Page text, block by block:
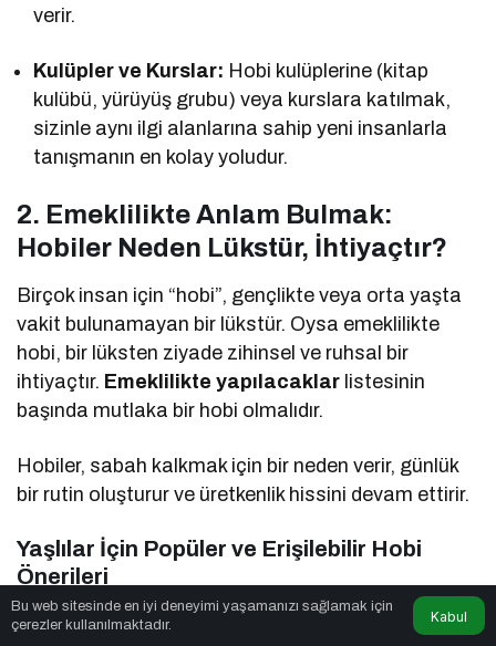
verir.
Kulüpler ve Kurslar: Hobi kulüplerine (kitap
kulübü, yürüyüş grubu) veya kurslara katılmak,
sizinle aynı ilgi alanlarına sahip yeni insanlarla
tanışmanın en kolay yoludur.
2. Emeklilikte Anlam Bulmak:
Hobiler Neden Lükstür, İhtiyaçtır?
Birçok insan için “hobi”, gençlikte veya orta yaşta
vakit bulunamayan bir lükstür. Oysa emeklilikte
hobi, bir lüksten ziyade zihinsel ve ruhsal bir
ihtiyaçtır. Emeklilikte yapılacaklar listesinin
başında mutlaka bir hobi olmalıdır.
Hobiler, sabah kalkmak için bir neden verir, günlük
bir rutin oluşturur ve üretkenlik hissini devam ettirir.
Yaşlılar İçin Popüler ve Erişilebilir Hobi
Önerileri
İlgi alanlarınıza göre seçebileceğiniz yüzlerce
Bu web sitesinde en iyi deneyimi yaşamanızı sağlamak için
çerezler kullanılmaktadır.
Kabul